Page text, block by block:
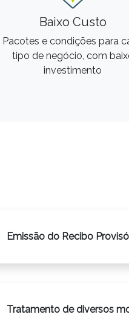
Baixo Custo
Pacotes e condições para
tipo de negócio, com
investimento
Emissão do Recibo
Tratamento de diversos